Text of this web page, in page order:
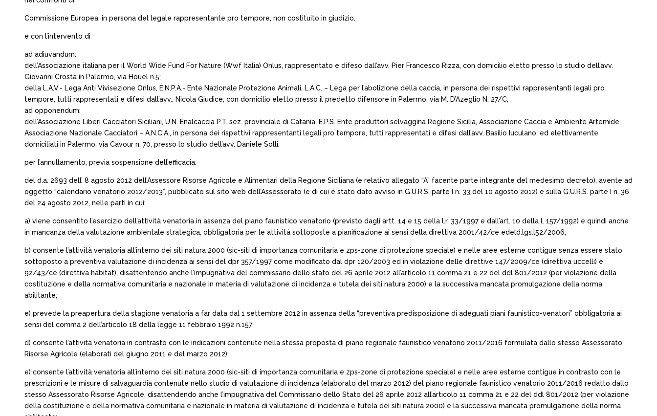
Commissione Europea, in persona del legale rappresentante pro tempore, non costituito in giudizio.
e con l’intervento di
ad adiuvandum:
dell’Associazione italiana per il World Wide Fund For Nature (Wwf Italia) Onlus, rappresentato e difeso dall’avv. Pier Francesco Rizza, con domicilio eletto presso lo studio dell’avv.
Giovanni Crosta in Palermo, via Houel n.5;
della L.A.V.- Lega Anti Vivisezione Onlus, E.N.P.A.- Ente Nazionale Protezione Animali, L.A.C. – Lega per l’abolizione della caccia, in persona dei rispettivi rappresentanti legali pro
tempore, tutti rappresentati e difesi dall’avv.. Nicola Giudice, con domicilio eletto presso il predetto difensore in Palermo, via M. D’Azeglio N. 27/C;
ad opponendum:
dell’Associazione Liberi Cacciatori Siciliani, U.N. Enalcaccia P.T. sez. provinciale di Catania, E.P.S. Ente produttori selvaggina Regione Sicilia, Associazione Caccia e Ambiente Artemide,
Associazione Nazionale Cacciatori – A.N.C.A., in persona dei rispettivi rappresentanti legali pro tempore, tutti rappresentati e difesi dall’avv. Basilio Iuculano, ed elettivamente
domiciliati in Palermo, via Cavour n. 70, presso lo studio dell’avv. Daniele Solli;
per l’annullamento, previa sospensione dell’efficacia:
del d.a. 2693 dell’ 8 agosto 2012 dell’Assessore Risorse Agricole e Alimentari della Regione Siciliana (e relativo allegato “A” facente parte integrante del medesimo decreto), avente ad
oggetto “calendario venatorio 2012/2013”, pubblicato sul sito web dell’Assessorato (e di cui è stato dato avviso in G.U.R.S. parte I n. 33 del 10 agosto 2012) e sulla G.U.R.S. parte I n. 36
del 24 agosto 2012, nelle parti in cui:
a) viene consentito l’esercizio dell’attività venatoria in assenza del piano faunistico venatorio (previsto dagli artt. 14 e 15 della l.r. 33/1997 e dall’art. 10 della l. 157/1992) e quindi anche
in mancanza della valutazione ambientale strategica, obbligatoria per le attività sottoposte a pianificazione ai sensi della direttiva 2001/42/ce edeld.lgs.l52/2006;
b) consente l’attività venatoria all’interno dei siti natura 2000 (sic-siti di importanza comunitaria e zps-zone di protezione speciale) e nelle aree esterne contigue senza essere stato
sottoposto a preventiva valutazione di incidenza ai sensi del dpr 357/1997 come modificato dal dpr 120/2003 ed in violazione delle direttive 147/2009/ce (direttiva uccelli) e
92/43/ce (direttiva habitat), disattentendo anche l’impugnativa del commissario dello stato del 26 aprile 2012 all’articolo 11 comma 21 e 22 del ddl 801/2012 (per violazione della
costituzione e della normativa comunitaria e nazionale in materia di valutazione di incidenza e tutela dei siti natura 2000) e la successiva mancata promulgazione della norma
abilitante;
e) prevede la preapertura della stagione venatoria a far data dal 1 settembre 2012 in assenza della “preventiva predisposizione di adeguati piani faunistico-venatori” obbligatoria ai
sensi del comma 2 dell’articolo 18 della legge 11 febbraio 1992 n.157;
d) consente l’attività venatoria in contrasto con le indicazioni contenute nella stessa proposta di piano regionale faunistico venatorio 2011/2016 formulata dallo stesso Assessorato
Risorse Agricole (elaborati del giugno 2011 e del marzo 2012);
e) consente l’attività venatoria all’interno dei siti natura 2000 (sic-siti di importanza comunitaria e zps-zone di protezione speciale) e nelle aree esterne contigue in contrasto con le
prescrizioni e le misure di salvaguardia contenute nello studio di valutazione di incidenza (elaborato del marzo 2012) del piano regionale faunistico venatorio 2011/2016 redatto dallo
stesso Assessorato Risorse Agricole, disattendendo anche l’impugnativa del Commissario dello Stato del 26 aprile 2012 all’articolo 11 comma 21 e 22 del ddl 801/2012 (per violazione
della costituzione e della normativa comunitaria e nazionale in materia di valutazione di incidenza e tutela dei siti natura 2000) e la successiva mancata promulgazione della norma